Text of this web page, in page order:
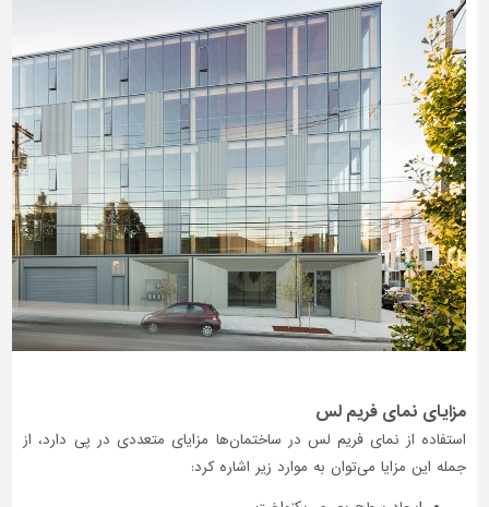
مزایای نمای فریم‌ لس
استفاده از نمای فریم‌ لس در ساختمان‌ها مزایای متعددی در پی دارد، از
جمله این مزایا می‌توان به موارد زیر اشاره کرد: